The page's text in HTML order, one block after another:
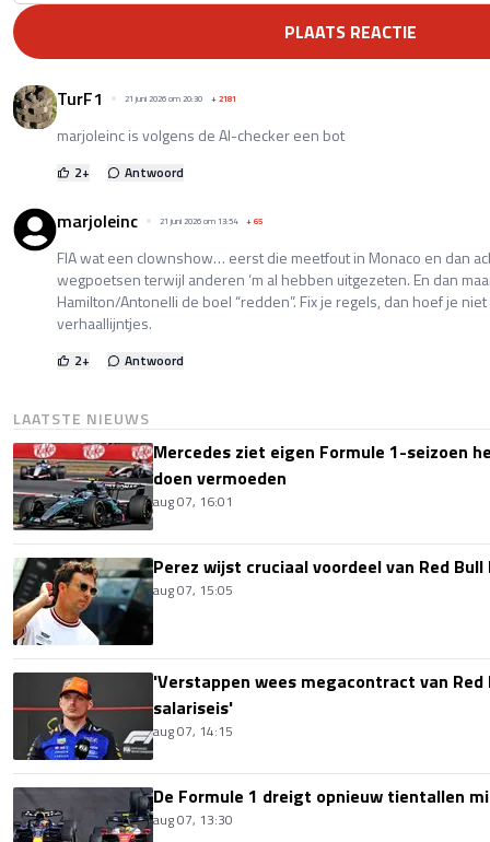
PLAATS REACTIE
TurF1 21 juni 2026 om 20:30 +2181
marjoleinc is volgens de AI-checker een bot
2+ Antwoord
marjoleinc 21 juni 2026 om 13:54 +65
FIA wat een clownshow… eerst die meetfout in Monaco en dan
wegpoetsen terwijl anderen ‘m al hebben uitgezeten. En dan
Hamilton/Antonelli de boel “redden”. Fix je regels, dan hoef je
verhaallijntjes.
2+ Antwoord
LAATSTE NIEUWS
Mercedes ziet eigen Formule 1-seizoen
doen vermoeden
aug 07, 16:01
Perez wijst cruciaal voordeel van Red Bull
aug 07, 15:05
'Verstappen wees megacontract van
salariseis'
aug 07, 14:15
De Formule 1 dreigt opnieuw tientallen
aug 07, 13:30